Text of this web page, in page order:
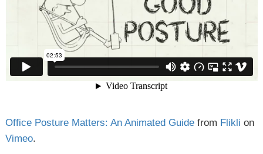
Office Posture Matters: An Animated Guide from Flikli on
Vimeo.